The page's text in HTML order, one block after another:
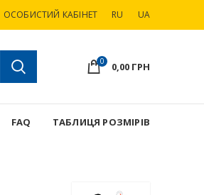
ОСОБИСТИЙ КАБІНЕТ RU UA
0 0,00 ГРН
FAQ ТАБЛИЦЯ РОЗМІРІВ